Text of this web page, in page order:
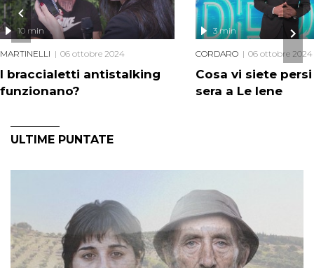
I braccialetti antistalking
funzionano?
10 min
MARTINELLI 06 ottobre 2024
Cosa vi siete
sera a Le Iene
3 min
CORDARO 06 ottobre 2024
ULTIME PUNTATE